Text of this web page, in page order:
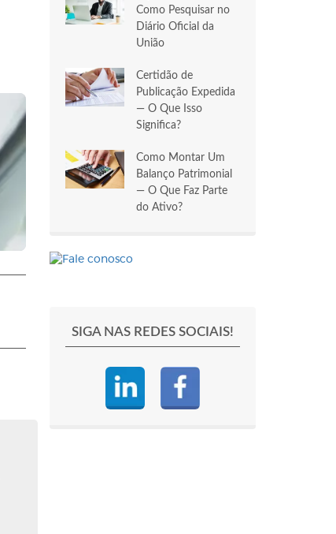
Como Pesquisar no
Diário Oficial da
União
Certidão de
Publicação Expedida
— O Que Isso
Significa?
Como Montar Um
Balanço Patrimonial
— O Que Faz Parte
do Ativo?
SIGA NAS REDES SOCIAIS!